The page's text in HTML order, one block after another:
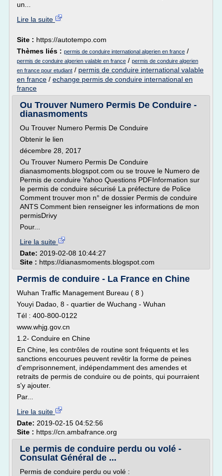
un...
Lire la suite
Site : https://autotempo.com
Thèmes liés : permis de conduire international algerien en france /
permis de conduire algerien valable en france / permis de conduire algerien
en france pour etudiant / permis de conduire international valable
en france / echange permis de conduire international en
france
Ou Trouver Numero Permis De Conduire -
dianasmoments
Ou Trouver Numero Permis De Conduire
Obtenir le lien
décembre 28, 2017
Ou Trouver Numero Permis De Conduire
dianasmoments.blogspot.com ou se trouve le Numero de
Permis de conduire Yahoo Questions PDFInformation sur
le permis de conduire sécurisé La préfecture de Police
Comment trouver mon n° de dossier Permis de conduire
ANTS Comment bien renseigner les informations de mon
permisDrivy
Pour...
Lire la suite
Date: 2019-02-08 10:44:27
Site : https://dianasmoments.blogspot.com
Permis de conduire - La France en Chine
Wuhan Traffic Management Bureau ( 8 )
Youyi Dadao, 8 - quartier de Wuchang - Wuhan
Tél : 400-800-0122
www.whjg.gov.cn
1.2- Conduire en Chine
En Chine, les contrôles de routine sont fréquents et les
sanctions encourues peuvent revêtir la forme de peines
d'emprisonnement, indépendamment des amendes et
retraits de permis de conduire ou de points, qui pourraient
s'y ajouter.
Par...
Lire la suite
Date: 2019-02-15 04:52:56
Site : https://cn.ambafrance.org
Le permis de conduire perdu ou volé -
Consulat Général de ...
Permis de conduire perdu ou volé :